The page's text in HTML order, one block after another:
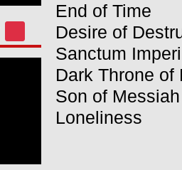
End of Time
Desire of
Sanctum
Dark Throne of
Son of Messiah
Loneliness